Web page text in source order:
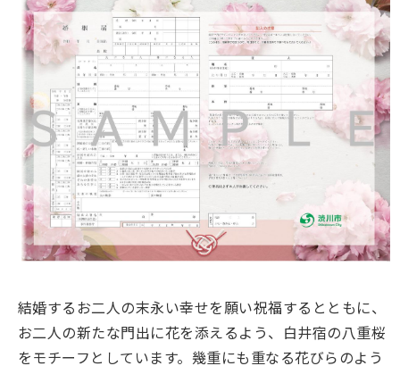
結婚するお二人の末永い幸せを願い祝福するとともに、
お二人の新たな門出に花を添えるよう、白井宿の八重桜
をモチーフとしています。幾重にも重なる花びらのよう